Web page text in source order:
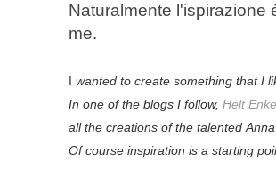
Naturalmente l'ispirazione
me.
I wanted to create something that I
In one of the blogs I follow, Helt
allthe creations of the talented Anna
Of course inspiration is a starting